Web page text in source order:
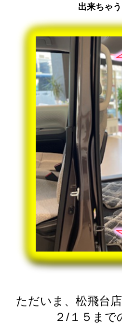
出来ちゃ
ただいま、松飛台
２/１５ま